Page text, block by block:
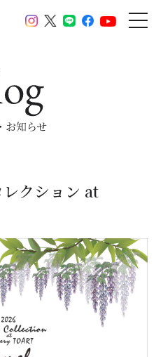
クション at